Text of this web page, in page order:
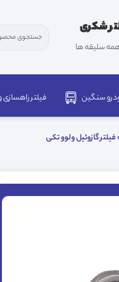
شکری
سلیقه ها
سنگین فیلتر
فیلتر گازوئیل ولوو تکی